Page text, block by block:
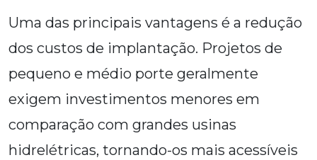
Uma das principais vantagens é a redução
dos custos de implantação. Projetos de
pequeno e médio porte geralmente
exigem investimentos menores em
comparação com grandes usinas
hidrelétricas, tornando-os mais acessíveis